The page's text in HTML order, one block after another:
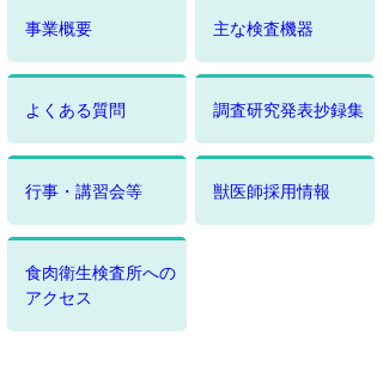
事業概要 主な検査機器
よくある質問 調査研究発表抄録集
行事・講習会等 獣医師採用情報
食肉衛生検査所への
アクセス